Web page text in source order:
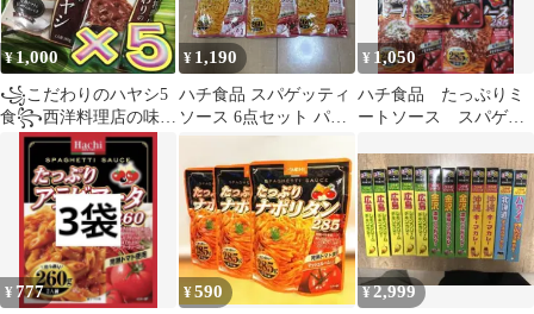
¥1,000
꧁こだわりのハヤシ5
食꧂西洋料理店の味と
香り♦️完熟トマトビーフ
レトルト食品t
¥ 1,190
ハチ食品 スパゲッティ
ソース 6点セット パス
タソース
¥ 1,050
ハチ食品 たっぷりミ
ートソース スパゲッ
２８５g ５袋 ⑨
¥ 777 ¥590 ¥2,999